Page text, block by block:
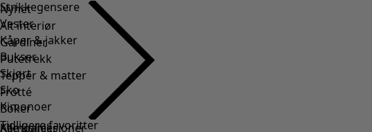
Strikkegensere
Vester
Kåper & jakker
Bukser
Skjørt
Sko
Kimonoer
Nyhet
Alt interiør
Gardiner
Putetrekk
Tepper & matter
Frotté
Boker
Tidligere favoritter
Kampanjer
Alle kolleksjoner